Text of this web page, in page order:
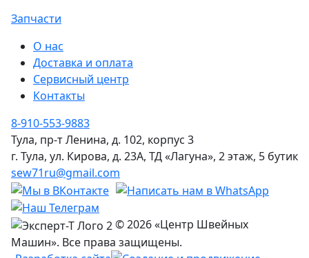
Запчасти
О нас
Доставка и оплата
Сервисный центр
Контакты
8-910-553-9883
Тула, пр-т Ленина, д. 102, корпус 3
г. Тула, ул. Кирова, д. 23А, ТД «Лагуна», 2 этаж, 5 бутик
sew71ru@gmail.com
© 2026 «Центр Швейных
Машин». Все права защищены.